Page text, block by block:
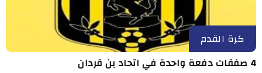
كرة القدم
4 صفقات دفعة واحدة في اتحاد بن قردان